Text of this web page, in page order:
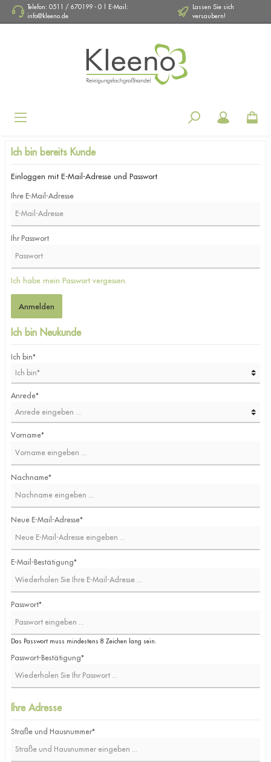
Telefon: 0511 / 670199 - 0 | E-Mail:
info@kleeno.de
Lassen Sie sich
versaubern!
Ich bin bereits Kunde
Einloggen mit E-Mail-Adresse und Passwort
Ihre E-Mail-Adresse
Ihr Passwort
Ich habe mein Passwort vergessen.
Anmelden
Ich bin Neukunde
Ich bin*
Anrede*
Vorname*
Nachname*
Neue E-Mail-Adresse*
E-Mail-Bestätigung*
Passwort*
Das Passwort muss mindestens 8 Zeichen lang sein.
Passwort-Bestätigung*
Ihre Adresse
Straße und Hausnummer*